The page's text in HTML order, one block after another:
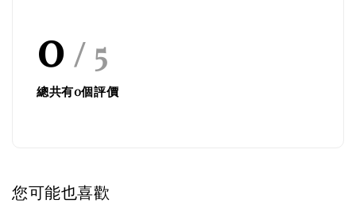
0 / 5
總共有0個評價
您可能也喜歡